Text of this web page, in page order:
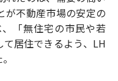
が不動産市場の安定の
「無住宅の市民や若
居住できるよう、LH